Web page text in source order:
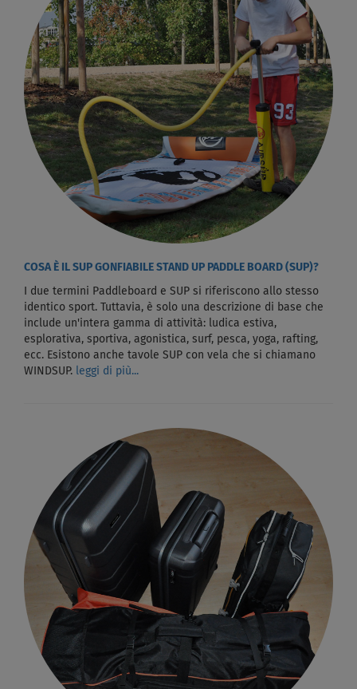
COSA È IL SUP GONFIABILE STAND UP PADDLE BOARD (SUP)?
I due termini Paddleboard e SUP si riferiscono allo stesso
identico sport. Tuttavia, è solo una descrizione di base che
include un'intera gamma di attività: ludica estiva,
esplorativa, sportiva, agonistica, surf, pesca, yoga, rafting,
ecc. Esistono anche tavole SUP con vela che si chiamano
WINDSUP.
leggi di più...